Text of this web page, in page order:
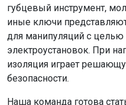
губцевый инструмент,
иные ключи
для манипуляций с
электроустановок. При
изоляция играет
безопасности.
Наша команда готова